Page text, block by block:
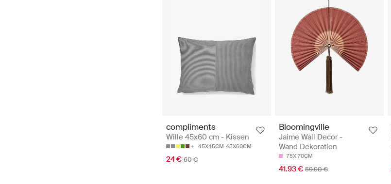
compliments
Wille 45x60 cm - Kissen
45X45CM 45X60CM
24 € 60 €
Bloomingville
Jaime Wall Decor -
Wand Dekoration
75X 70CM
41.93 € 59.90 €